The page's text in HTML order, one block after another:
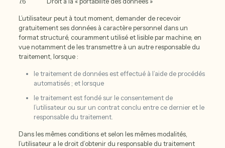
L’utilisateur peut à tout moment, demander de recevoir
gratuitement ses données à caractère personnel dans un
format structuré, couramment utilisé et lisible par machine, en
vue notamment de les transmettre à un autre responsable du
traitement, lorsque :
le traitement de données est effectué à l’aide de procédés
automatisés ; et lorsque
le traitement est fondé sur le consentement de
l’utilisateur ou sur un contrat conclu entre ce dernier et le
responsable du traitement.
Dans les mêmes conditions et selon les mêmes modalités,
l’utilisateur a le droit d’obtenir du responsable du traitement